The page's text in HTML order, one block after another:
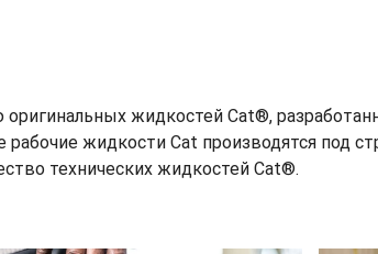
жидкостей Cat®,
рабочие жидкости Cat производятся под
технических жидкостей Cat®.